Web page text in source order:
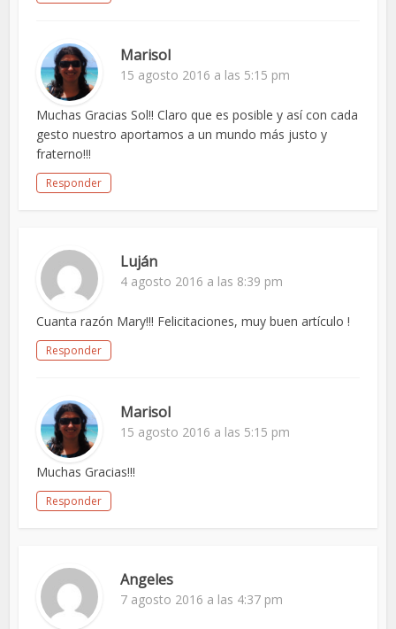
Marisol
15 agosto 2016 a las 5:15 pm
Muchas Gracias Sol!! Claro que es posible y así con cada
gesto nuestro aportamos a un mundo más justo y
fraterno!!!
Responder
Luján
4 agosto 2016 a las 8:39 pm
Cuanta razón Mary!!! Felicitaciones, muy buen artículo !
Responder
Marisol
15 agosto 2016 a las 5:15 pm
Muchas Gracias!!!
Responder
Angeles
7 agosto 2016 a las 4:37 pm